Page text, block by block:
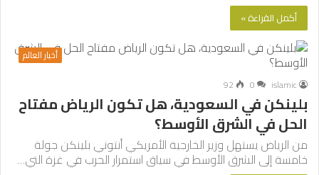
أكمل القراءة »
أخبار العالم
islamic
0
92
بلينكن في السعودية، هل تكون الرياض مفتاح
الحل في الشرق الأوسط؟
من الرياض يستهل وزير الخارجية الأمريكي أنتوني بلينكن جولة
خامسة إلى الشرق الأوسط في سياق استمرار الحرب في غزة التي…